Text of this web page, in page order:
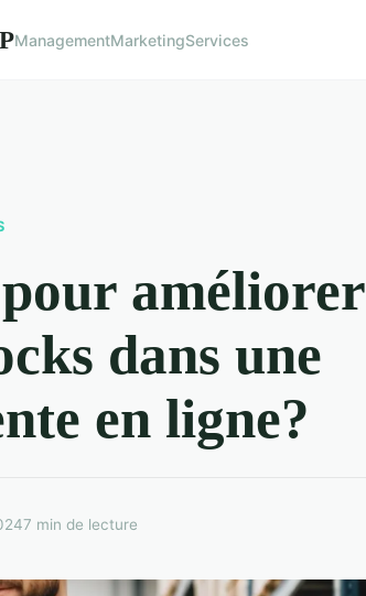
ManagementMarketingServices
améliorer
dans une
en ligne?
7 min de lecture